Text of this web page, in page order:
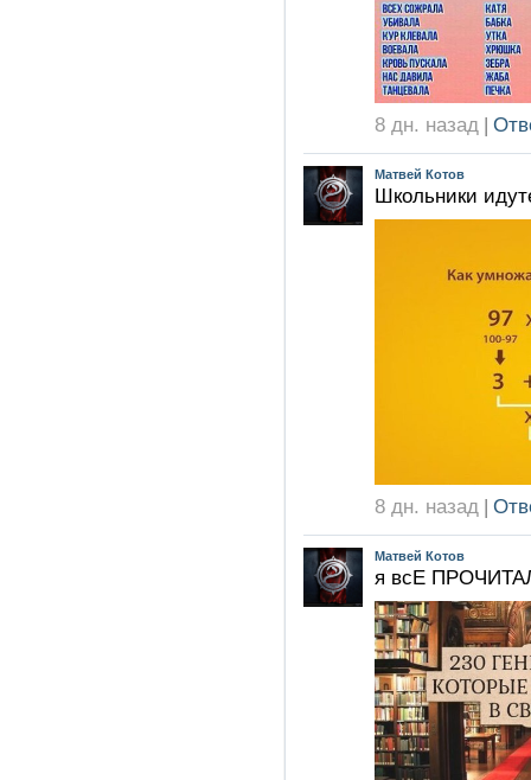
8 дн. назад |
Матвей Котов
Школьники
8 дн. назад |
Матвей Котов
я всЕ